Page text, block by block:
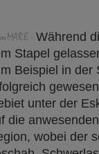
Während
Stapel
Beispiel in der
unter der
die
wobei der